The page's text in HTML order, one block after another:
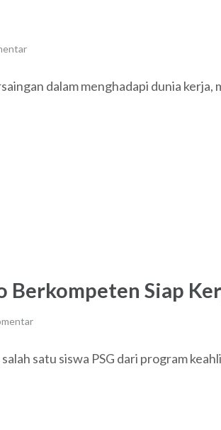
dalam menghadapi dunia
Berkompeten Siap
satu siswa PSG dari program